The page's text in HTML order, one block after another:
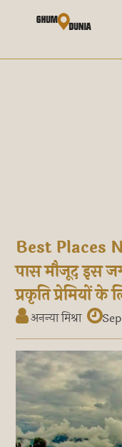
Best Places
पास मौजूद इस
प्रकृति प्रेमियों के
अनन्या मिश्रा